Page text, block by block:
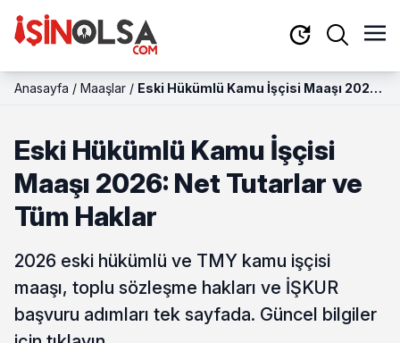
Anasayfa / Maaşlar / Eski Hükümlü Kamu İşçisi Maaşı 2026:
Eski Hükümlü Kamu İşçisi
Maaşı 2026: Net Tutarlar ve
Tüm Haklar
2026 eski hükümlü ve TMY kamu işçisi
maaşı, toplu sözleşme hakları ve İŞKUR
başvuru adımları tek sayfada. Güncel bilgiler